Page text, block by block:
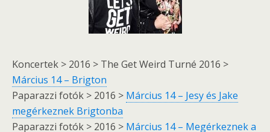
Koncertek > 2016 > The Get Weird Turné 2016 >
Március 14 – Brigton
Paparazzi fotók > 2016 > Március 14 – Jesy és Jake
megérkeznek Brigtonba
Paparazzi fotók > 2016 > Március 14 – Megérkeznek a